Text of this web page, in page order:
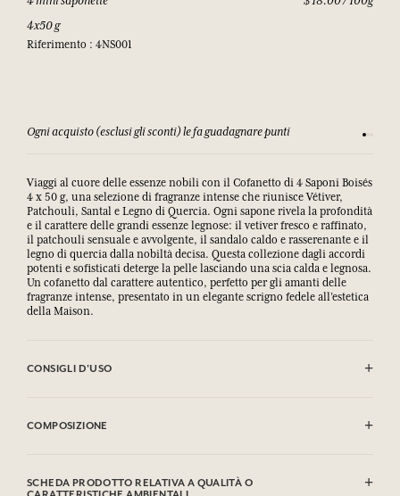
4x50 g
Riferimento : 4NS001
Ogni acquisto (esclusi gli sconti) le fa guadagnare punti
Viaggi al cuore delle essenze nobili con il Cofanetto di 4 Saponi Boisés
4 x 50 g, una selezione di fragranze intense che riunisce Vétiver,
Patchouli, Santal e Legno di Quercia. Ogni sapone rivela la profondità
e il carattere delle grandi essenze legnose: il vetiver fresco e raffinato,
il patchouli sensuale e avvolgente, il sandalo caldo e rasserenante e il
legno di quercia dalla nobiltà decisa. Questa collezione dagli accordi
potenti e sofisticati deterge la pelle lasciando una scia calda e legnosa.
Un cofanetto dal carattere autentico, perfetto per gli amanti delle
fragranze intense, presentato in un elegante scrigno fedele all’estetica
della Maison.
CONSIGLI D'USO
COMPOSIZIONE
Sodium Palmate, Sodium Palm Kernelate, Aqua (Water), Parfum
(Fragrance), Palm Kernel Acid, Glycerin, Sodium Chloride,
SCHEDA PRODOTTO RELATIVA A QUALITÀ O